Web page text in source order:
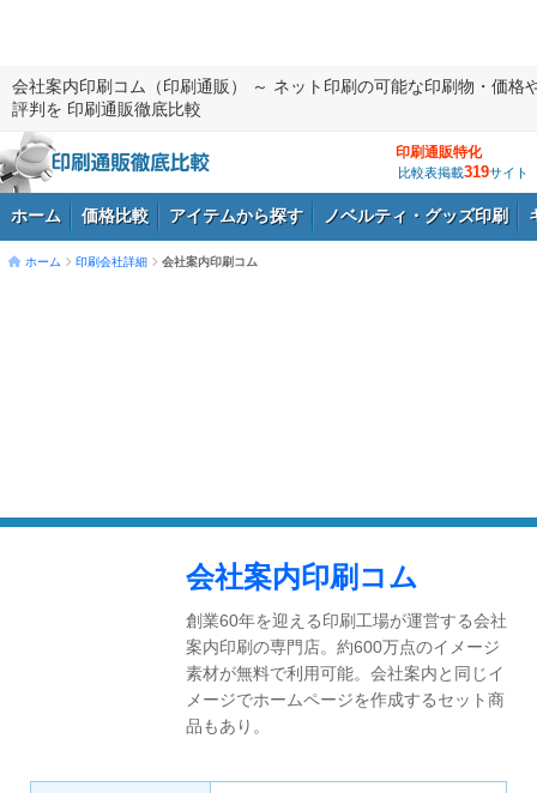
会社案内印刷コム（印刷通販） ～ ネット印刷の可能な印刷物・価格
評判を 印刷通販徹底比較
印刷通販特化
比較表掲載319サイト
ホーム 価格比較 アイテムから探す ノベルティ・グッズ印刷
ホーム 印刷会社詳細 会社案内印刷コム
会社案内印刷コム
創業60年を迎える印刷工場が運営する会社
案内印刷の専門店。約600万点のイメージ
素材が無料で利用可能。会社案内と同じイ
メージでホームページを作成するセット商
品もあり。